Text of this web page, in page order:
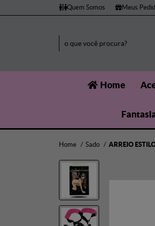
Quem Somos Meus
Home
Home Sado ARREIO